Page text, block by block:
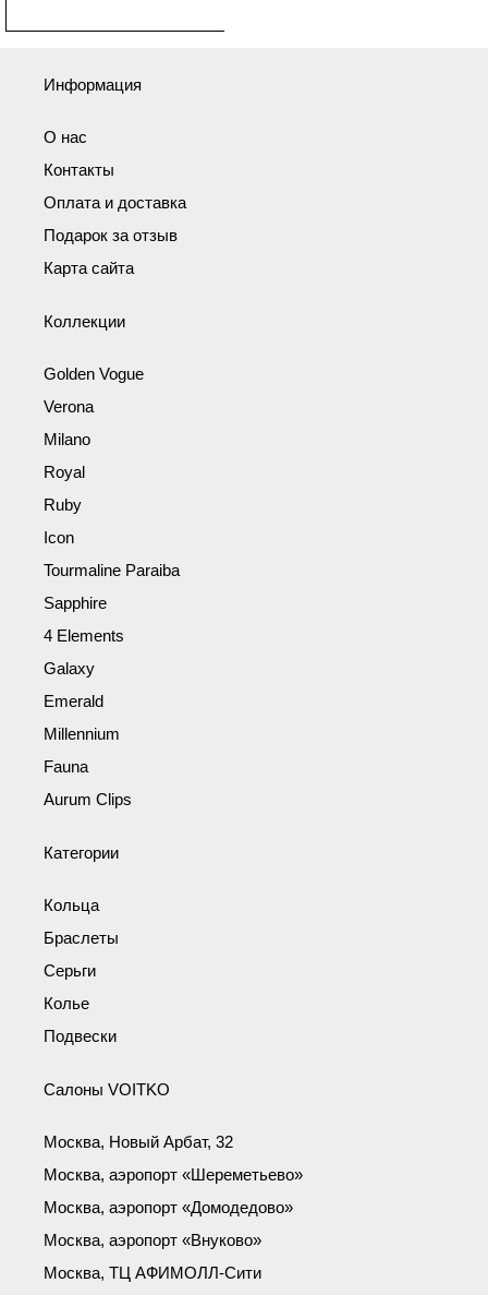
Информация
О нас
Контакты
Оплата и доставка
Подарок за отзыв
Карта сайта
Коллекции
Golden Vogue
Verona
Milano
Royal
Ruby
Icon
Tourmaline Paraiba
Sapphire
4 Elements
Galaxy
Emerald
Millennium
Fauna
Aurum Clips
Категории
Кольца
Браслеты
Серьги
Колье
Подвески
Салоны VOITKO
Москва, Новый Арбат, 32
Москва, аэропорт «Шереметьево»
Москва, аэропорт «Домодедово»
Москва, аэропорт «Внуково»
Москва, ТЦ АФИМОЛЛ-Сити